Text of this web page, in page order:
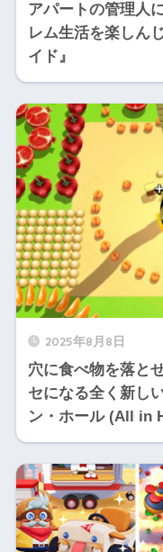
アパートの管理人
レム生活を楽しん
イド』
2025年8月8日
穴に食べ物を落と
セになる全く新し
ン・ホール (All in